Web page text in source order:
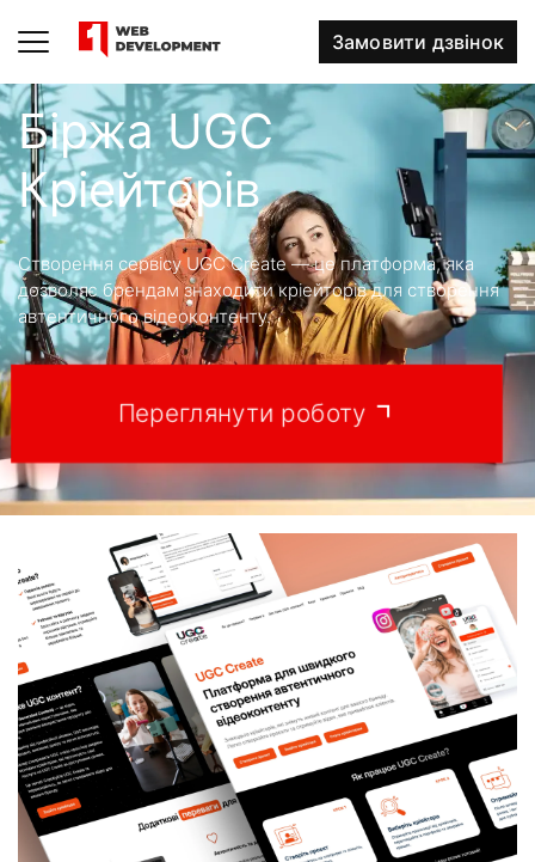
Замовити дзвінок
Біржа UGC
Кріейторів
Створення сервісу UGC Create — це платформа, яка
дозволяє брендам знаходити кріейторів для створення
автентичного відеоконтенту.
Переглянути роботу